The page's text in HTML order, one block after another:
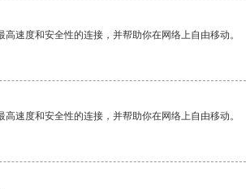
速度和安全性的连接，并帮助你在网络上自由移动。
速度和安全性的连接，并帮助你在网络上自由移动。